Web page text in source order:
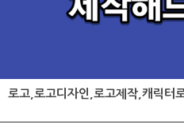
로고,로고디자인,로고제작,캐릭터